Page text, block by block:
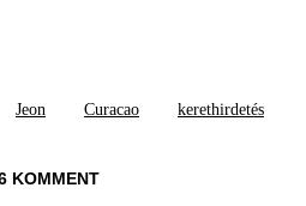
Jeon Curacao kerethirdetés
KOMMENT